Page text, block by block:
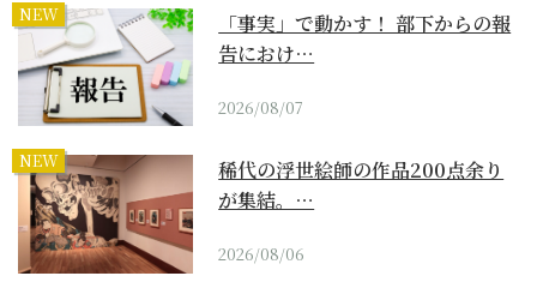
NEW
「事実」で動かす！ 部下からの報
告におけ…
2026/08/07
NEW
稀代の浮世絵師の作品200点余り
が集結。…
2026/08/06